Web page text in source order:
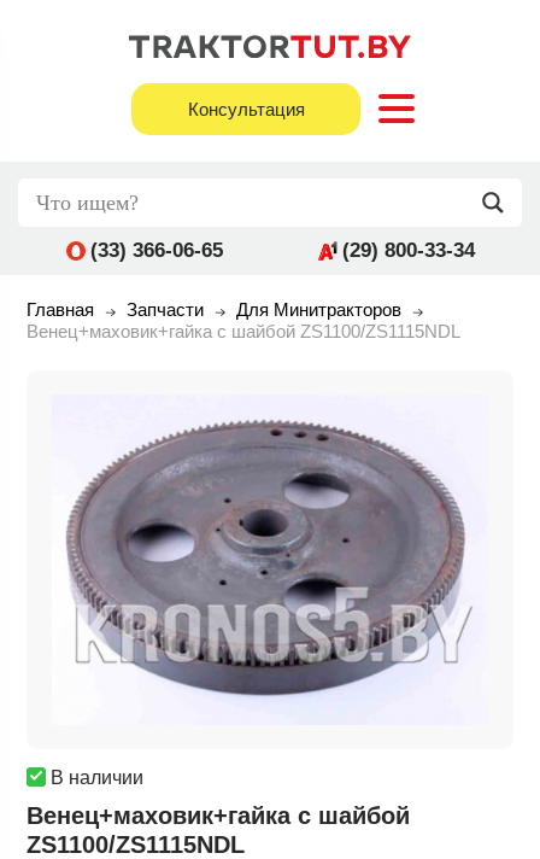
Консультация
(33) 366-06-65 (29) 800-33-34
Главная Запчасти
Для Минитракторов
Венец+маховик+гайка с шайбой ZS1100/ZS1115NDL
В наличии
Венец+маховик+гайка с шайбой
ZS1100/ZS1115NDL